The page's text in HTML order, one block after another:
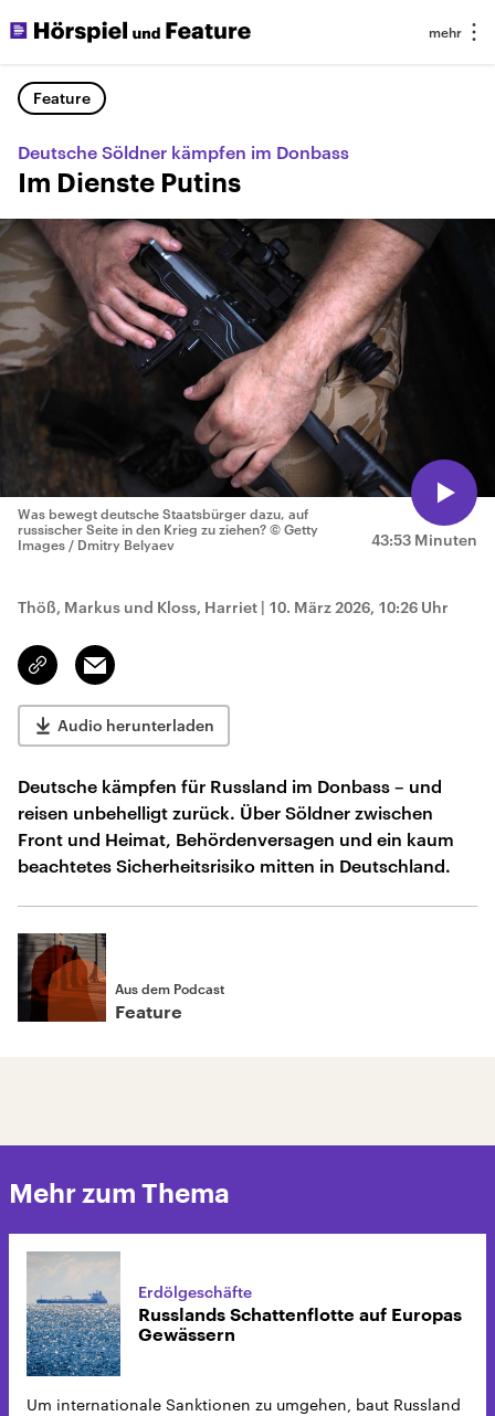
Feature
Deutsche Söldner kämpfen im Donbass
Im Dienste Putins
43:53 Minuten
Was bewegt deutsche Staatsbürger dazu, auf
russischer Seite in den Krieg zu ziehen? © Getty
Images / Dmitry Belyaev
Thöß, Markus und Kloss, Harriet | 10. März 2026, 10:26 Uhr
Link
kopieren/teilen
Email
Audio herunterladen
Deutsche kämpfen für Russland im Donbass – und
reisen unbehelligt zurück. Über Söldner zwischen
Front und Heimat, Behördenversagen und ein kaum
beachtetes Sicherheitsrisiko mitten in Deutschland.
Aus dem Podcast
Feature
Mehr zum Thema
Erdölgeschäfte
Russlands Schattenflotte auf Europas
Gewässern
Um internationale Sanktionen zu umgehen, baut Russland